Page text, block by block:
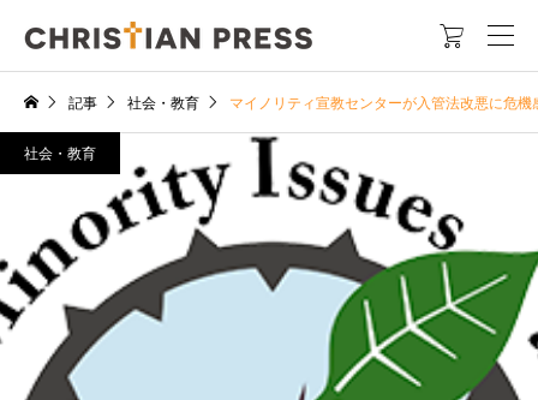

記事 社会・教育 マイノリティ宣教センターが入管法改悪に危
社会・教育